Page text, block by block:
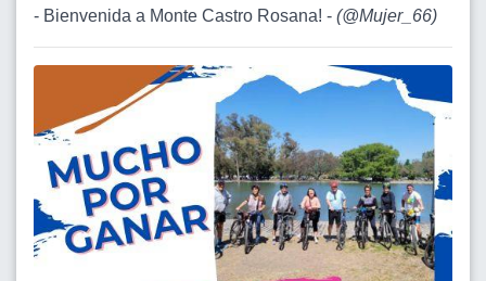
- Bienvenida a Monte Castro Rosana! - (@Mujer_66)